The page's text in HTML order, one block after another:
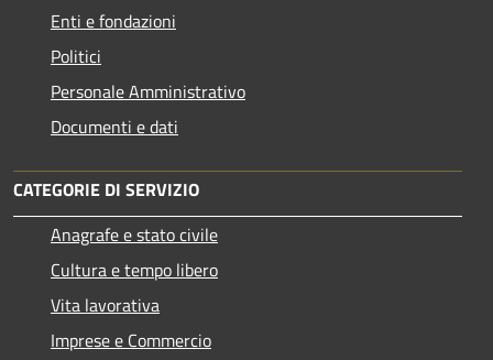
Enti e fondazioni
Politici
Personale Amministrativo
Documenti e dati
CATEGORIE DI SERVIZIO
Anagrafe e stato civile
Cultura e tempo libero
Vita lavorativa
Imprese e Commercio